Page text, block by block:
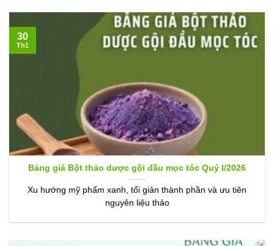
Bảng giá Bột thảo dược gội đầu mọc tóc Quý I/2026
Xu hướng mỹ phẩm xanh, tối giản thành phần và ưu tiên
nguyên liệu thảo
30
Th1